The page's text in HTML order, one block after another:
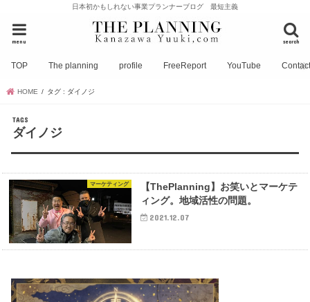
日本初かもしれない事業プランナーブログ 最短主義
search
menu
TOP The planning profile FreeReport YouTube
HOME タグ : ダイノジ
ダイノジ
マーケティング
【ThePlanning】お笑いとマーケテ
ィング。地域活性の問題。
2021.12.07